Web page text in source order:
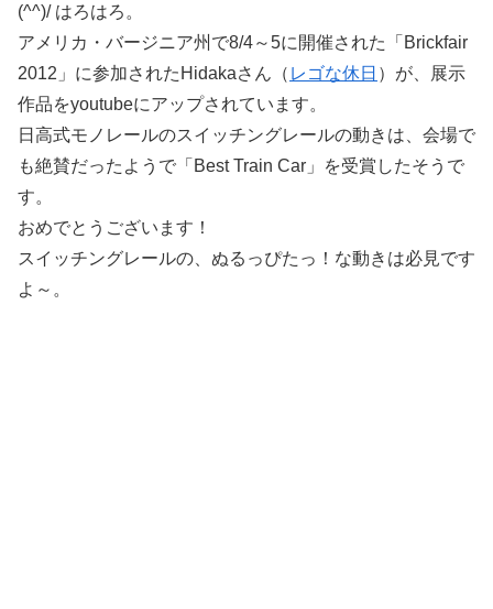
(^^)/ はろはろ。
アメリカ・バージニア州で8/4～5に開催された「Brickfair
2012」に参加されたHidakaさん（ レゴな休日 ）が、展示
作品をyoutubeにアップされています。
日高式モノレールのスイッチングレールの動きは、会場で
も絶賛だったようで「Best Train Car」を受賞したそうで
す。
おめでとうございます！
スイッチングレールの、ぬるっぴたっ！な動きは必見です
よ～。